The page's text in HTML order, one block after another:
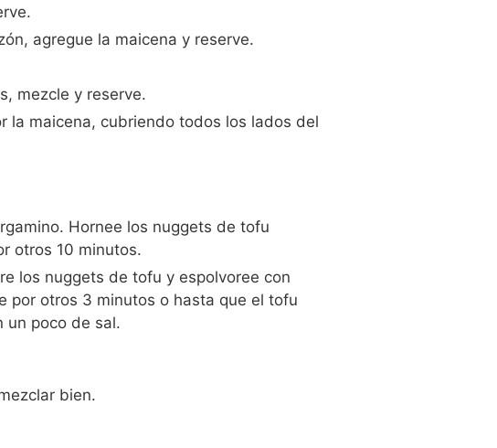
agregue la maicena y reserve.
mezcle y reserve.
la maicena, cubriendo todos los lados del
Hornee los nuggets de tofu
otros 10 minutos.
los nuggets de tofu y espolvoree con
por otros 3 minutos o hasta que el tofu
un poco de sal.
bien.